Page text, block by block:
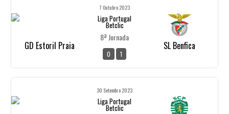
GD Estoril Praia
7 Outubro 2023
Liga Portugal
Betclic
8ª Jornada
0 1
SL Benfica
30 Setembro 2023
Liga Portugal
Betclic